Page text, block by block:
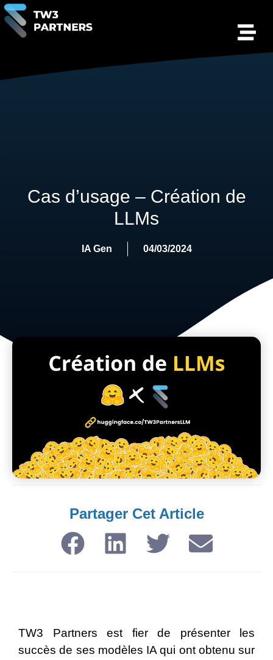
Cas d’usage – Création de
LLMs
IA Gen 04/03/2024
Partager Cet Article​
TW3 Partners est fier de présenter les
succès de ses modèles IA qui ont obtenu sur